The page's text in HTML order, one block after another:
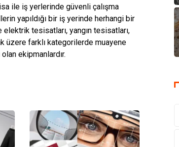
ile iş yerlerinde güvenli çalışma
yapıldığı bir iş yerinde herhangi bir
tesisatları, yangın tesisatları,
üzere farklı kategorilerde muayene
ekipmanlardır.